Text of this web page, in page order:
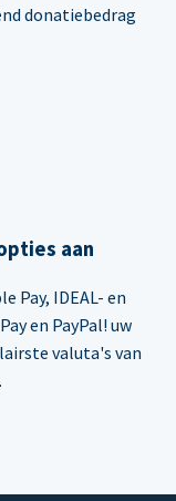
donatiebedrag
aan
Pay, IDEAL- en
en PayPal! uw
valuta's van